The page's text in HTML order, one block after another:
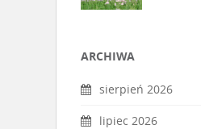
ARCHIWA
sierpień 2026
lipiec 2026